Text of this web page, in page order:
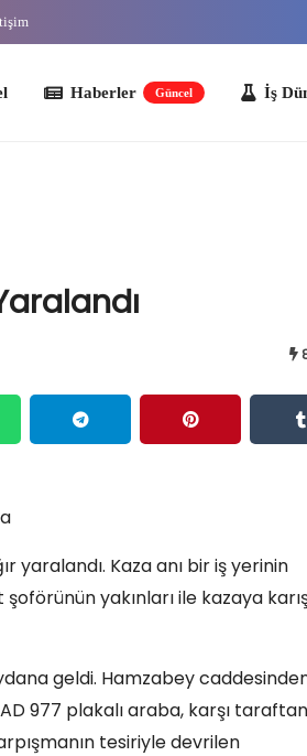
Haberler İş Dünyası
yaralandı. Kaza anı bir iş yerinin
yakınları ile kazaya
geldi. Hamzabey
977 plakalı araba, karşı taraftan
tesiriyle devrilen